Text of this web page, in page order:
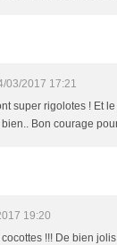
03/2017 17:21
super rigolotes ! Et
Bon courage
19:20
!!! De bien